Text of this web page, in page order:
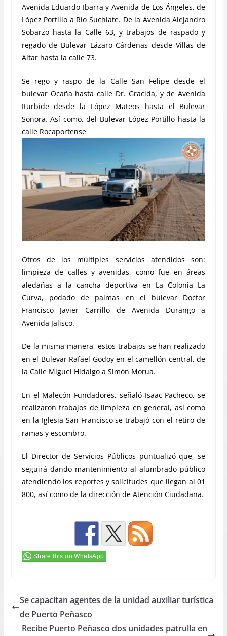
Avenida Eduardo Ibarra y Avenida de Los Ángeles, de
López Portillo a Río Suchiate. De la Avenida Alejandro
Sobarzo hasta la Calle 63, y trabajos de raspado y
regado de Bulevar Lázaro Cárdenas desde Villas de
Altar hasta la calle 73.
Se rego y raspo de la Calle San Felipe desde el
bulevar Ocaña hasta calle Dr. Gracida, y de Avenida
Iturbide desde la López Mateos hasta el Bulevar
Sonora. Así como, del Bulevar López Portillo hasta la
calle Rocaportense
Otros de los múltiples servicios atendidos son:
limpieza de calles y avenidas, como fue en áreas
aledañas a la cancha deportiva en La Colonia La
Curva, podado de palmas en el bulevar Doctor
Francisco Javier Carrillo de Avenida Durango a
Avenida Jalisco.
De la misma manera, estos trabajos se han realizado
en el Bulevar Rafael Godoy en el camellón central, de
la Calle Miguel Hidalgo a Simón Morua.
En el Malecón Fundadores, señaló Isaac Pacheco, se
realizaron trabajos de limpieza en general, así como
en la Iglesia San Francisco se trabajó con el retiro de
ramas y escombro.
El Director de Servicios Públicos puntualizó que, se
seguirá dando mantenimiento al alumbrado público
atendiendo los reportes y solicitudes que llegan al 01
800, así como de la dirección de Atención Ciudadana.
Share this on WhatsApp
Se capacitan agentes de la unidad auxiliar turística
de Puerto Peñasco
Recibe Puerto Peñasco dos unidades patrulla en